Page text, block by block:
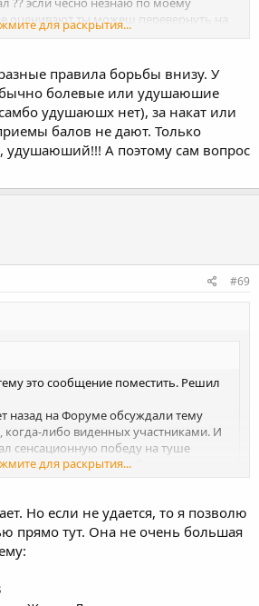
оценивают ты можеш перевернуть на
самбо в детстве спорить не буду !
пояс и рукой за шею
пояс и ногой за шею
под плечо
из-под плеча изнутри
и пояса снизу
в отдельности только с
для раскрытия...
правила борьбы внизу. У
болевые или удушаюшие
удушаюшх нет), за накат или
балов не дают. Только
удушаюший!!! А поэтому сам вопрос
#69
это сообщение поместить. Решил
назад на Форуме обсуждали тему
когда-либо виденных участниками. И
сенсационную победу на туше
над самим Эльбрусом
положил "железобетонно". Я
никогда не видел, не слышал.
кому интересно, советую
можешь обновить?
для раскрытия...
Но если не удается, то я позволю
прямо тут. Она не очень большая